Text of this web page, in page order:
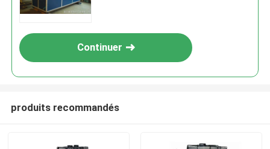
Continuer
produits recommandés